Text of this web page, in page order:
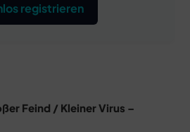
registrieren
Feind / Kleiner Virus –